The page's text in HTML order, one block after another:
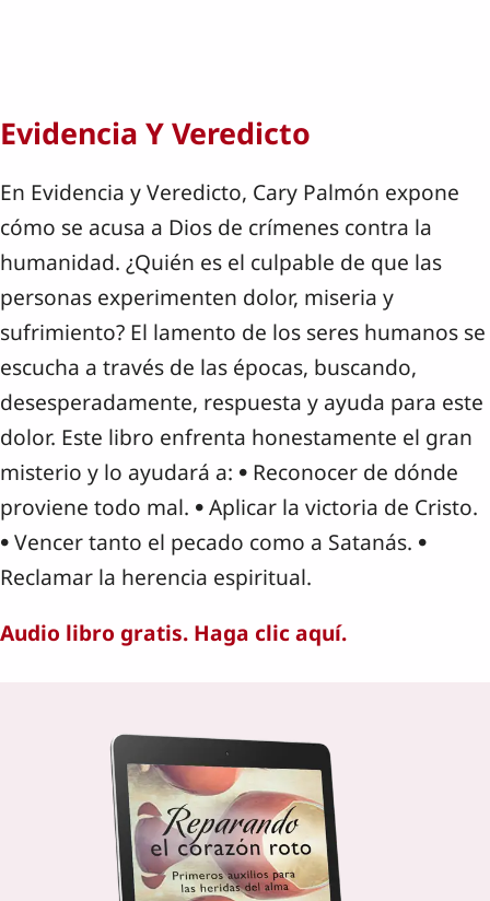
Evidencia Y Veredicto
En Evidencia y Veredicto, Cary Palmón expone
cómo se acusa a Dios de crímenes contra la
humanidad. ¿Quién es el culpable de que las
personas experimenten dolor, miseria y
sufrimiento? El lamento de los seres humanos se
escucha a través de las épocas, buscando,
desesperadamente, respuesta y ayuda para este
dolor. Este libro enfrenta honestamente el gran
misterio y lo ayudará a: • Reconocer de dónde
proviene todo mal. • Aplicar la victoria de Cristo.
• Vencer tanto el pecado como a Satanás. •
Reclamar la herencia espiritual.
Audio libro gratis. Haga clic aquí.